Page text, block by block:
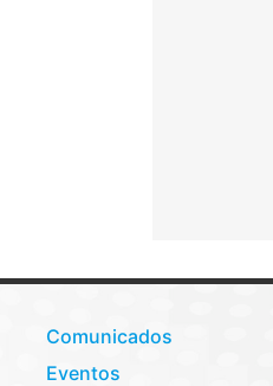
Comunicados
Eventos